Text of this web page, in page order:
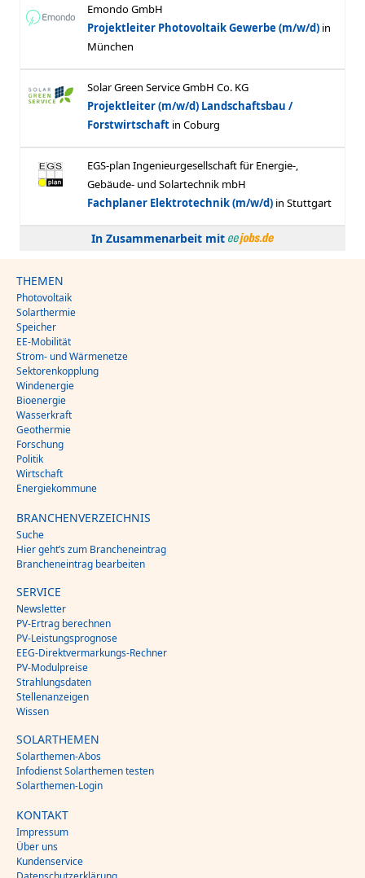
In Zusammenarbeit mit
THEMEN
Photovoltaik
Solarthermie
Speicher
EE-Mobilität
Strom- und Wärmenetze
Sektorenkopplung
Windenergie
Bioenergie
Wasserkraft
Geothermie
Forschung
Politik
Wirtschaft
Energiekommune
BRANCHENVERZEICHNIS
Suche
Hier geht’s zum Brancheneintrag
Brancheneintrag bearbeiten
SERVICE
Newsletter
PV-Ertrag berechnen
PV-Leistungsprognose
EEG-Direktvermarkungs-Rechner
PV-Modulpreise
Strahlungsdaten
Stellenanzeigen
Wissen
SOLARTHEMEN
Solarthemen-Abos
Infodienst Solarthemen testen
Solarthemen-Login
KONTAKT
Impressum
Über uns
Kundenservice